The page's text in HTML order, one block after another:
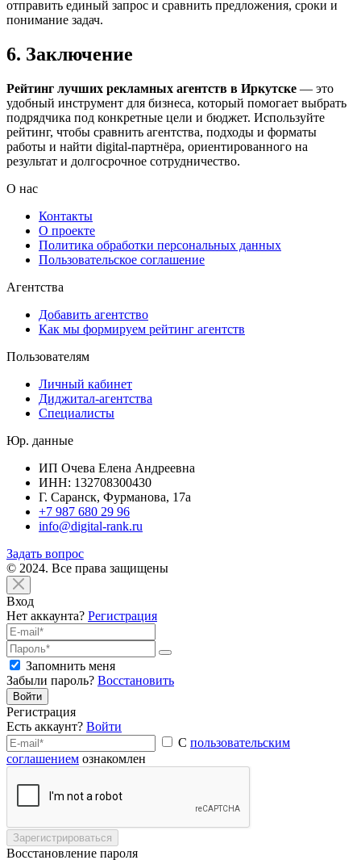
отправить единый запрос и сравнить предложения, сроки и
понимание задач.
6. Заключение
Рейтинг лучших рекламных агентств в Иркутске — это
удобный инструмент для бизнеса, который помогает выбрать
подрядчика под конкретные цели и бюджет. Используйте
рейтинг, чтобы сравнить агентства, подходы и форматы
работы и найти digital-партнёра, ориентированного на
результат и долгосрочное сотрудничество.
О нас
Контакты
О проекте
Политика обработки персональных данных
Пользовательское соглашение
Агентства
Добавить агентство
Как мы формируем рейтинг агентств
Пользователям
Личный кабинет
Диджитал-агентства
Специалисты
Юр. данные
ИП Очева Елена Андреевна
ИНН: 132708300430
Г. Саранск, Фурманова, 17а
+7 987 680 29 96
info@digital-rank.ru
Задать вопрос
© 2024. Все права защищены
Вход
Нет аккаунта? Регистрация
Запомнить меня
Забыли пароль? Восстановить
Войти
Регистрация
Есть аккаунт? Войти
С пользовательским
соглашением ознакомлен
Зарегистрироваться
Восстановление пароля